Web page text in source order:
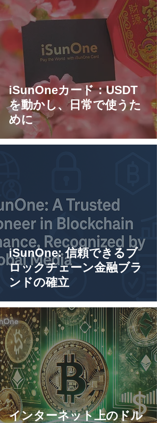
iSunOneカード：USDT
を動かし、日常で使うた
めに
iSunOne: 信頼できるブ
ロックチェーン金融ブラ
ンドの確立
インターネット上のドル